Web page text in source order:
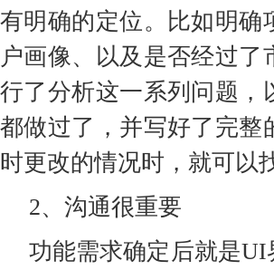
有明确的定位。比如明确
户画像、以及是否经过
行了分析这一系列问题，
都做过了，并写好了完整
时更改的情况时，就可以
2、沟通很重要
功能需求确定后就是